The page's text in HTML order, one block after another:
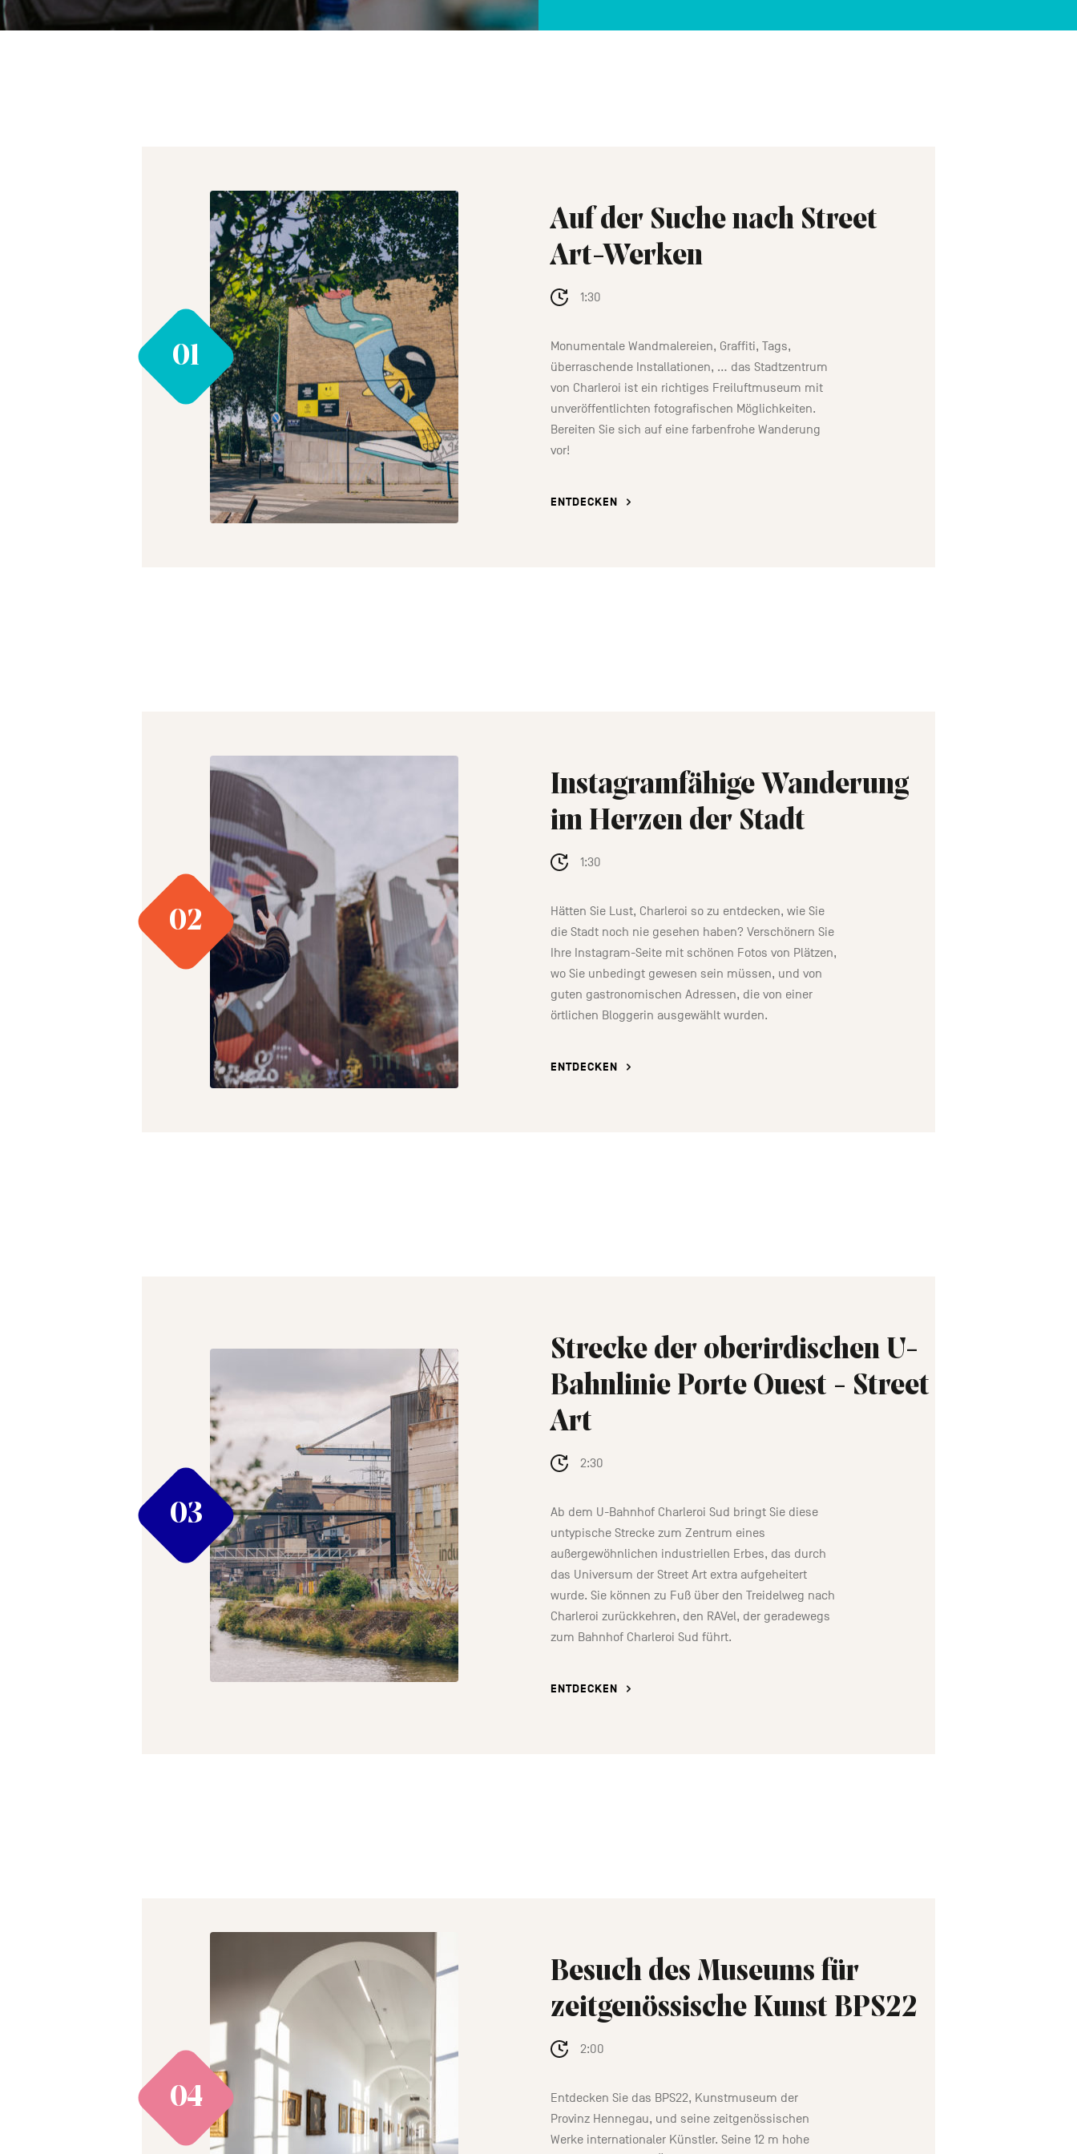
Auf der Suche nach Street
Art-Werken
Monumentale Wandmalereien, Graffiti, Tags,
überraschende Installationen, … das Stadtzentrum
von Charleroi ist ein richtiges Freiluftmuseum mit
unveröffentlichten fotografischen Möglichkeiten.
Bereiten Sie sich auf eine farbenfrohe Wanderung
vor!
1:30
ENTDECKEN
Instagramfähige Wanderung
im Herzen der Stadt
Hätten Sie Lust, Charleroi so zu entdecken, wie Sie
die Stadt noch nie gesehen haben? Verschönern Sie
Ihre Instagram-Seite mit schönen Fotos von Plätzen,
wo Sie unbedingt gewesen sein müssen, und von
guten gastronomischen Adressen, die von einer
örtlichen Bloggerin ausgewählt wurden.
1:30
ENTDECKEN
Strecke der oberirdischen U-
Bahnlinie Porte Ouest - Street
Art
Ab dem U-Bahnhof Charleroi Sud bringt Sie diese
untypische Strecke zum Zentrum eines
außergewöhnlichen industriellen Erbes, das durch
das Universum der Street Art extra aufgeheitert
wurde. Sie können zu Fuß über den Treidelweg nach
Charleroi zurückkehren, den RAVel, der geradewegs
zum Bahnhof Charleroi Sud führt.
2:30
ENTDECKEN
Besuch des Museums für
zeitgenössische Kunst BPS22
Entdecken Sie das BPS22, Kunstmuseum der
Provinz Hennegau, und seine zeitgenössischen
Werke internationaler Künstler. Seine 12 m hohe
2:00